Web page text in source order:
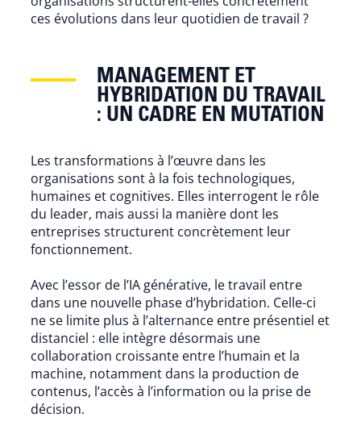
ces évolutions dans leur quotidien de travail ?
MANAGEMENT ET
HYBRIDATION DU TRAVAIL
: UN CADRE EN MUTATION
Les transformations à l’œuvre dans les
organisations sont à la fois technologiques,
humaines et cognitives. Elles interrogent le rôle
du leader, mais aussi la manière dont les
entreprises structurent concrètement leur
fonctionnement.
Avec l’essor de l’IA générative, le travail entre
dans une nouvelle phase d’hybridation. Celle-ci
ne se limite plus à l’alternance entre présentiel et
distanciel : elle intègre désormais une
collaboration croissante entre l’humain et la
machine, notamment dans la production de
contenus, l’accès à l’information ou la prise de
décision.